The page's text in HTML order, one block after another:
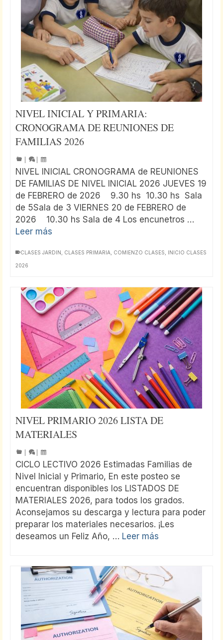
NIVEL INICIAL Y PRIMARIA:
CRONOGRAMA DE REUNIONES DE
FAMILIAS 2026
NIVEL INICIAL CRONOGRAMA de REUNIONES
DE FAMILIAS DE NIVEL INICIAL 2026 JUEVES 19
de FEBRERO de 2026 9.30 hs 10.30 hs Sala
de 5Sala de 3 VIERNES 20 de FEBRERO de
2026 10.30 hs Sala de 4 Los encunetros …
Leer más
CLASES JARDIN CLASES PRIMARIA COMIENZO CLASES INICIO CLASES
2026
NIVEL PRIMARIO 2026 LISTA DE
MATERIALES
CICLO LECTIVO 2026 Estimadas Familias de
Nivel Inicial y Primario, En este posteo se
encuentran disponibles los LISTADOS DE
MATERIALES 2026, para todos los grados.
Aconsejamos su descarga y lectura para poder
preparar los materiales necesarios. ¡Les
deseamos un Feliz Año, … Leer más